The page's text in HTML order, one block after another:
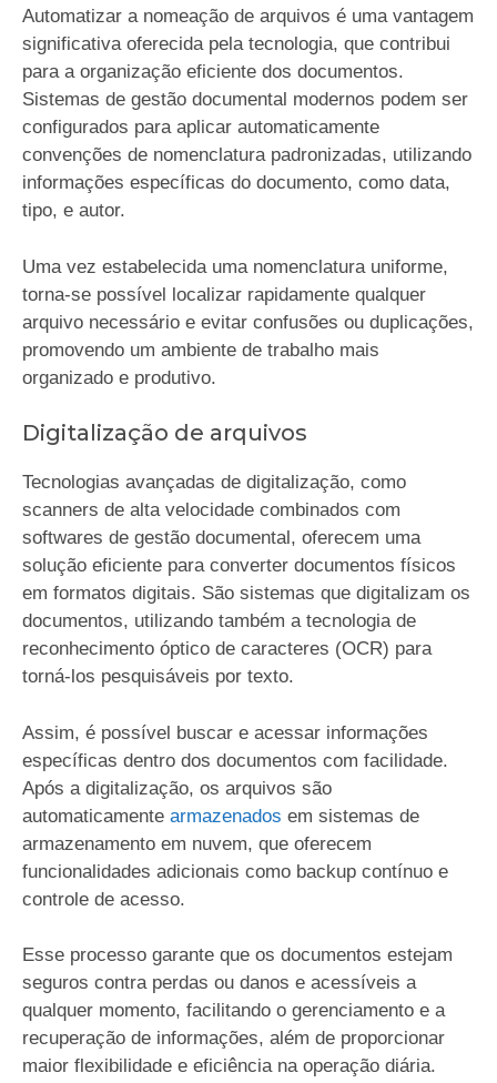
Automatizar a nomeação de arquivos é uma vantagem
significativa oferecida pela tecnologia, que contribui
para a organização eficiente dos documentos.
Sistemas de gestão documental modernos podem ser
configurados para aplicar automaticamente
convenções de nomenclatura padronizadas, utilizando
informações específicas do documento, como data,
tipo, e autor.
Uma vez estabelecida uma nomenclatura uniforme,
torna-se possível localizar rapidamente qualquer
arquivo necessário e evitar confusões ou duplicações,
promovendo um ambiente de trabalho mais
organizado e produtivo.
Digitalização de arquivos
Tecnologias avançadas de digitalização, como
scanners de alta velocidade combinados com
softwares de gestão documental, oferecem uma
solução eficiente para converter documentos físicos
em formatos digitais. São sistemas que digitalizam os
documentos, utilizando também a tecnologia de
reconhecimento óptico de caracteres (OCR) para
torná-los pesquisáveis por texto.
Assim, é possível buscar e acessar informações
específicas dentro dos documentos com facilidade.
Após a digitalização, os arquivos são
automaticamente armazenados em sistemas de
armazenamento em nuvem, que oferecem
funcionalidades adicionais como backup contínuo e
controle de acesso.
Esse processo garante que os documentos estejam
seguros contra perdas ou danos e acessíveis a
qualquer momento, facilitando o gerenciamento e a
recuperação de informações, além de proporcionar
maior flexibilidade e eficiência na operação diária.